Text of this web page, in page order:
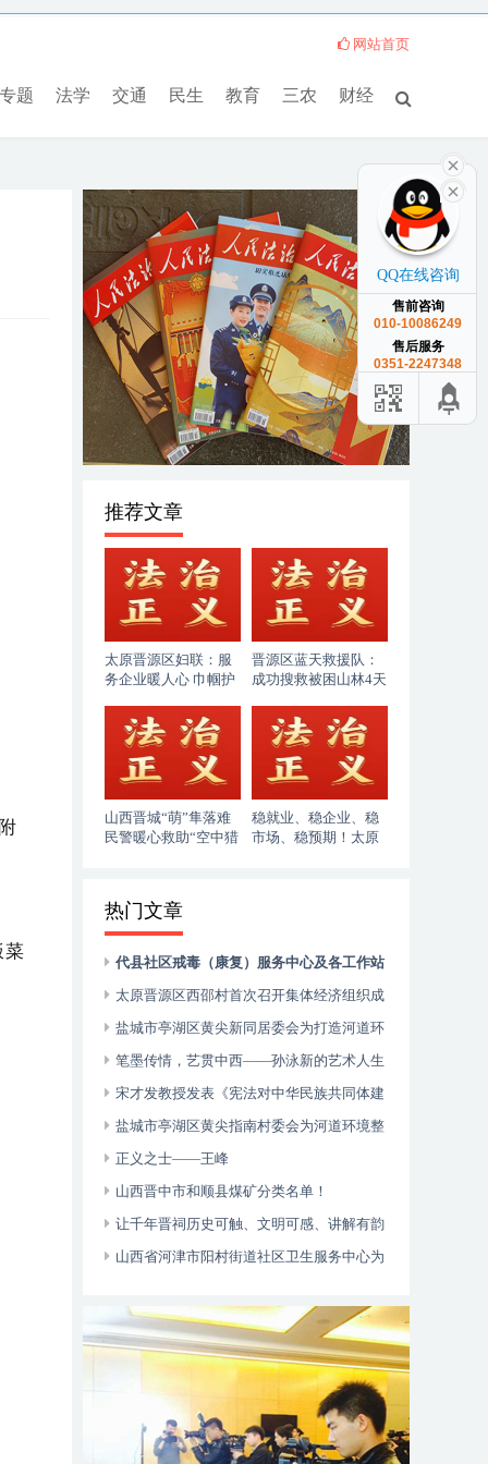
专题 法学 交通 民生 教育 三农 财经
网站首页
推荐文章
太原晋源区妇联：服
务企业暖人心 巾帼护
晋源区蓝天救援队：
成功搜救被困山林4天
山西晋城“萌”隼落难
民警暖心救助“空中猎
稳就业、稳企业、稳
市场、稳预期！太原
热门文章
代县社区戒毒（康复）服务中心及各工作站
多元帮扶显成效
太原晋源区西邵村首次召开集体经济组织成
员大会
盐城市亭湖区黄尖新同居委会为打造河道环
境整治和乡村治理起到了一定的引领作用
笔墨传情，艺贯中西——孙泳新的艺术人生
与卓越成就
宋才发教授发表《宪法对中华民族共同体建
设的价值论析》论文
盐城市亭湖区黄尖指南村委会为河道环境整
治营造了良好的氛围和乡村治理起到了一定的
引领作用
正义之士——王峰
山西晋中市和顺县煤矿分类名单！
让千年晋祠历史可触、文明可感、讲解有韵
山西省河津市阳村街道社区卫生服务中心为
QQ在线咨询
售前咨询
010-10086249
售后服务
0351-2247348